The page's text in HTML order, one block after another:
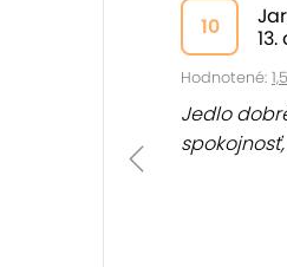
10
Hodnotené:
Jedlo